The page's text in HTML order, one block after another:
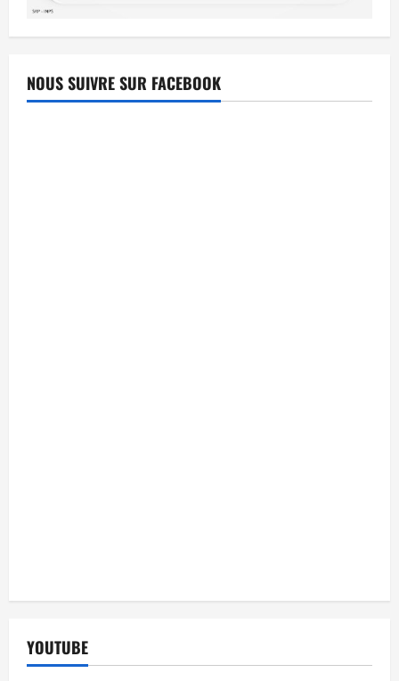
NOUS SUIVRE SUR FACEBOOK
YOUTUBE